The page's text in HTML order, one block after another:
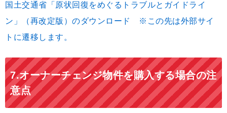
国土交通省「原状回復をめぐるトラブルとガイドライ
ン」（再改定版）のダウンロード ※この先は外部サイ
トに遷移します。
7.オーナーチェンジ物件を購入する場合の注
意点